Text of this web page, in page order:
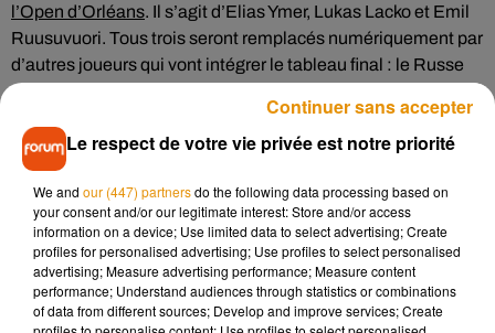
l’Open d’Orléans. Il s’agit d’Elias Ymer, Lukas Lacko et Emil
Ruusuvuori. Tous trois seront remplacés numériquement par
d’autres joueurs qui vont intégrer le tableau final : le Russe
Pavel Kotov (259 ATP), l’Autrichien Lucas Miedler (245 ATP)
et l’Allemand Cedric-Marcel Stebe (222 ATP). Pour rappel, le
tirage au sort sera effectué ce samedi à l’Open Space
d’Orléans. La compétition débutera elle lundi 23 septembre.
MAJ de 17h21 :L'Open d'Orléans vient d'accorder une Wild
Card à l'Italien Luca Vanni et à la paire de double Nenad
Zimonjic/Ruben Bemelmans. Il reste encore au tournoi une
Wild Card à attribuer pour qu'un joueur intègre le tableau
final et une pour les qualifications.
Le respect de votre vie privée est notre priorité
We and our (447) partnersdo the following data processing based on
your consent and/or our legitimate interest: Store and/or access
information on a device; Use limited data to select advertising; Create
profiles for personalised advertising; Use profiles to select personalised
advertising; Measure advertising performance; Measure content
performance; Understand audiences through statistics or combinations
of data from different sources; Develop and improve services; Create
Continuer sans accepter